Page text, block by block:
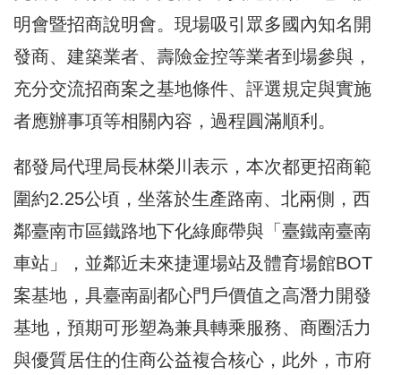
明會暨招商說明會。現場吸引眾多國內知名開
發商、建築業者、壽險金控等業者到場參與，
充分交流招商案之基地條件、評選規定與實施
者應辦事項等相關內容，過程圓滿順利。
都發局代理局長林榮川表示，本次都更招商範
圍約2.25公頃，坐落於生產路南、北兩側，西
鄰臺南市區鐵路地下化綠廊帶與「臺鐵南臺南
車站」，並鄰近未來捷運場站及體育場館BOT
案基地，具臺南副都心門戶價值之高潛力開發
基地，預期可形塑為兼具轉乘服務、商圈活力
與優質居住的住商公益複合核心，此外，市府